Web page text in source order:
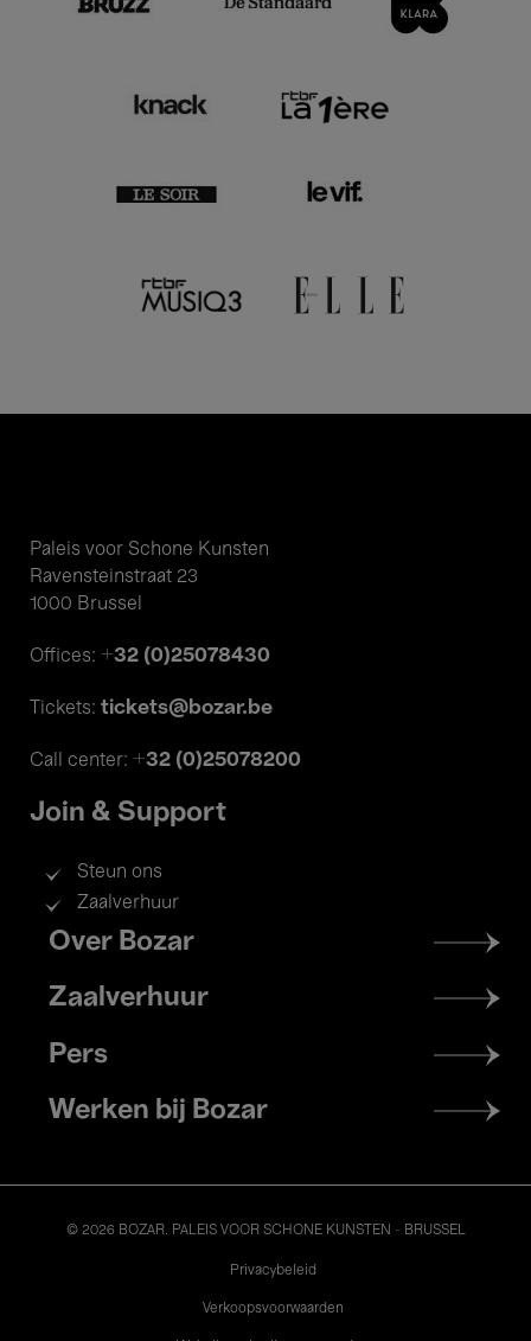
Paleis voor Schone Kunsten
Ravensteinstraat 23
1000 Brussel
Offices: +32 (0)25078430
Tickets: tickets@bozar.be
Call center: +32 (0)25078200
Join & Support
Steun ons
Zaalverhuur
Footer
menu
Over Bozar
Zaalverhuur
Pers
Werken bij Bozar
© 2026 BOZAR. PALEIS VOOR SCHONE KUNSTEN - BRUSSEL
Privacybeleid
Verkoopsvoorwaarden